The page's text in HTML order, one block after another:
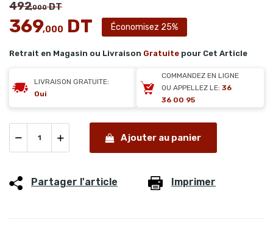
492,000DT
369,000 DT Économisez 25%
Retrait en Magasin ou Livraison Gratuite pour Cet Article
LIVRAISON GRATUITE:
Oui
COMMANDEZ EN LIGNE
OU APPELLEZ LE: 36
36 00 95
Ajouter au panier
Partager l'article Imprimer